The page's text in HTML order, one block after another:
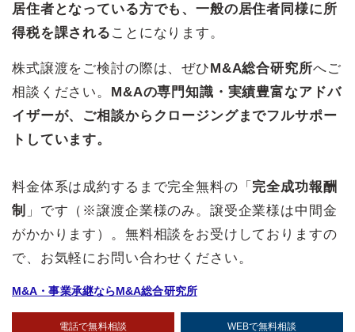
居住者となっている方でも、一般の居住者同様に所
得税を課される ことになります。
株式譲渡をご検討の際は、ぜひM&A総合研究所へご
相談ください。 M&Aの専門知識・実績豊富なアドバ
イザーが、ご相談からクロージングまでフルサポー
トしています。
料金体系は成約するまで完全無料の「 完全成功報酬
制 」です（※譲渡企業様のみ。譲受企業様は中間金
がかかります）。無料相談をお受けしておりますの
で、お気軽にお問い合わせください。
M&A・事業承継ならM&A総合研究所
電話で無料相談
WEBで無料相談